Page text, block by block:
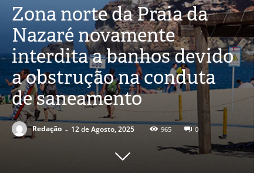
Zona norte da Praia da
Nazaré novamente
interdita a banhos devido
a obstrução na conduta
de saneamento
Redação - 12 de Agosto, 2025 965 0